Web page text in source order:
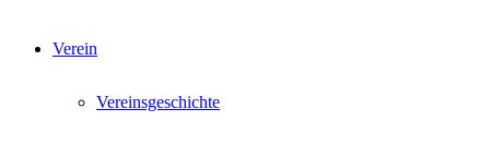
Verein
Vereinsgeschichte